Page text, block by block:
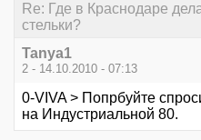
Re: Где в Краснодаре
стельки?
Tanya1
2 - 14.10.2010 - 07:13
0-VIVA > Попрбуйте
на Индустриальной 80.